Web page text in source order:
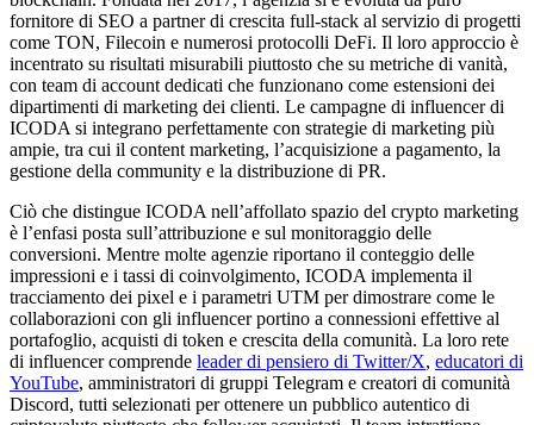
fornitore di SEO a partner di crescita full-stack al servizio di progetti
come TON, Filecoin e numerosi protocolli DeFi. Il loro approccio è
incentrato su risultati misurabili piuttosto che su metriche di vanità,
con team di account dedicati che funzionano come estensioni dei
dipartimenti di marketing dei clienti. Le campagne di influencer di
ICODA si integrano perfettamente con strategie di marketing più
ampie, tra cui il content marketing, l’acquisizione a pagamento, la
gestione della community e la distribuzione di PR.
Ciò che distingue ICODA nell’affollato spazio del crypto marketing
è l’enfasi posta sull’attribuzione e sul monitoraggio delle
conversioni. Mentre molte agenzie riportano il conteggio delle
impressioni e i tassi di coinvolgimento, ICODA implementa il
tracciamento dei pixel e i parametri UTM per dimostrare come le
collaborazioni con gli influencer portino a connessioni effettive al
portafoglio, acquisti di token e crescita della comunità. La loro rete
di influencer comprende leader di pensiero di Twitter/X, educatori di
YouTube, amministratori di gruppi Telegram e creatori di comunità
Discord, tutti selezionati per ottenere un pubblico autentico di